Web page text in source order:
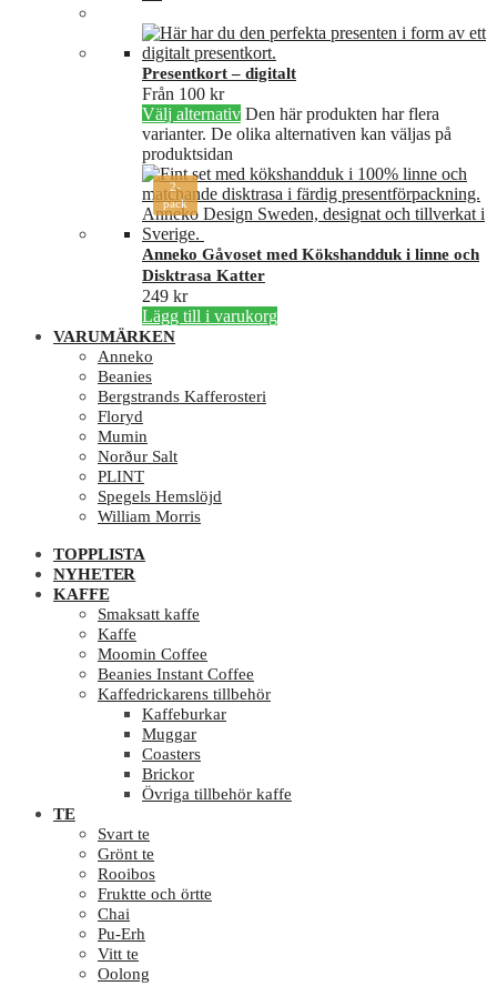
Presentkort – digitalt
Från 100 kr
Välj alternativ Den här produkten har flera
varianter. De olika alternativen kan väljas på
produktsidan
2-
pack
Anneko Gåvoset med Kökshandduk i linne och
Disktrasa Katter
249 kr
Lägg till i varukorg
VARUMÄRKEN
Anneko
Beanies
Bergstrands Kafferosteri
Floryd
Mumin
Norður Salt
PLINT
Spegels Hemslöjd
William Morris
TOPPLISTA
NYHETER
KAFFE
Smaksatt kaffe
Kaffe
Moomin Coffee
Beanies Instant Coffee
Kaffedrickarens tillbehör
Kaffeburkar
Muggar
Coasters
Brickor
Övriga tillbehör kaffe
TE
Svart te
Grönt te
Rooibos
Fruktte och örtte
Chai
Pu-Erh
Vitt te
Oolong